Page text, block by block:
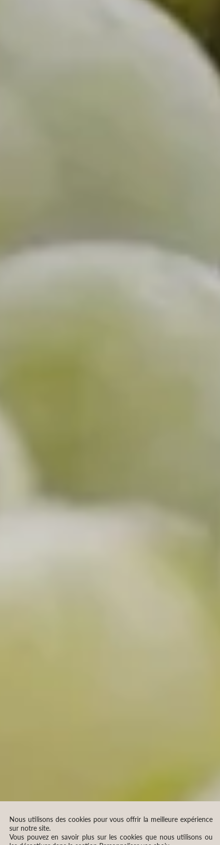
Nous utilisons des cookies pour vous offrir la meilleure expérience
sur notre site.
Vous pouvez en savoir plus sur les cookies que nous utilisons ou